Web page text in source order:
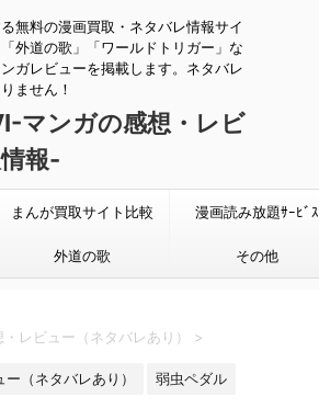
無料の漫画買取・ネタバレ情報サイ
外道の歌」「ワールドトリガー」な
ガレビューを掲載します。ネタバレ
ません！
マンガの感想・レビ
報-
まんが買取サイト比較 漫画読み放題ｻｰﾋﾞｽ
外道の歌 その他
レビュー（ネタバレあり） >
（ネタバレあり） 弱虫ペダル